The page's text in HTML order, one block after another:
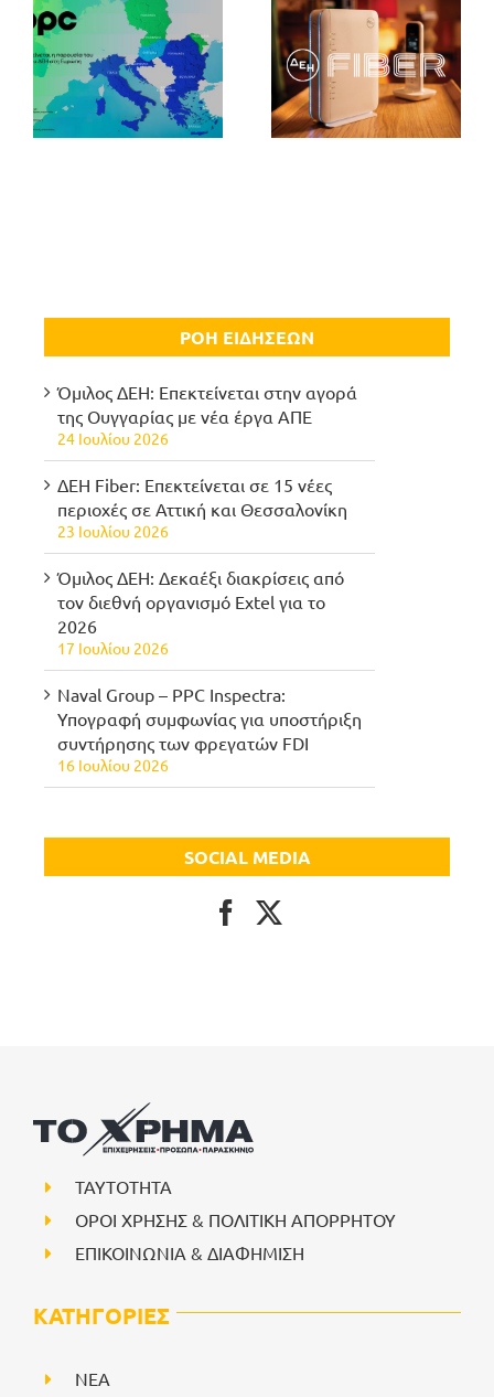
ΡΟΗ ΕΙΔΗΣΕΩΝ
Όμιλος ΔΕΗ: Επεκτείνεται στην αγορά
της Ουγγαρίας με νέα έργα ΑΠΕ
24 Ιουλίου 2026
ΔΕΗ Fiber: Επεκτείνεται σε 15 νέες
περιοχές σε Αττική και Θεσσαλονίκη
23 Ιουλίου 2026
Όμιλος ΔΕΗ: Δεκαέξι διακρίσεις από
τον διεθνή οργανισμό Extel για το
2026
17 Ιουλίου 2026
Naval Group – PPC Inspectra:
Υπογραφή συμφωνίας για υποστήριξη
συντήρησης των φρεγατών FDI
16 Ιουλίου 2026
SOCIAL MEDIA
ΤΑΥΤΟΤΗΤΑ
ΟΡΟΙ ΧΡΗΣΗΣ & ΠΟΛΙΤΙΚΗ ΑΠΟΡΡΗΤΟΥ
ΕΠΙΚΟΙΝΩΝΙΑ & ΔΙΑΦΗΜΙΣΗ
ΚΑΤΗΓΟΡΙΕΣ
NEA